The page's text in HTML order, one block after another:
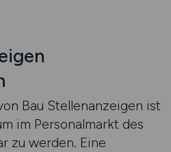
Bau Stellenanzeigen ist
im Personalmarkt des
zu werden. Eine